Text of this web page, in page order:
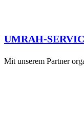
UMRAH-
Mit unserem Partner